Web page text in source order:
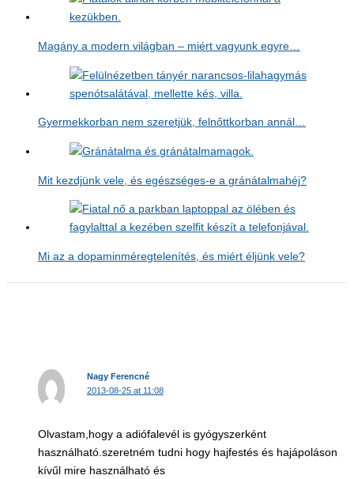
Magány a modern világban – miért vagyunk egyre…
Gyermekkorban nem szeretjük, felnőttkorban annál…
Mit kezdjünk vele, és egészséges-e a gránátalmahéj?
Mi az a dopaminméregtelenítés, és miért éljünk vele?
Nagy Ferencné
2013-08-25 at 11:08
Olvastam,hogy a adiófalevél is gyógyszerként
használható.szeretném tudni hogy hajfestés és hajápoláson
kívűl mire használható és